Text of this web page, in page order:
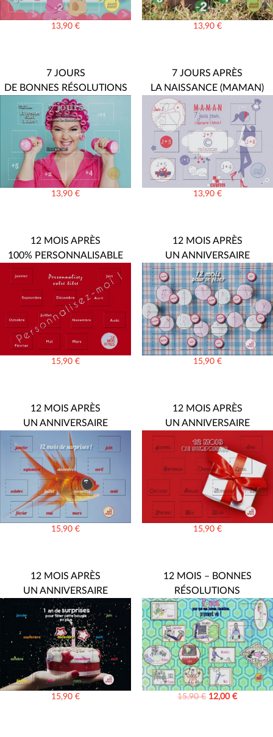
13,90€ 13,90 €
7 JOURS
DE BONNES RÉSOLUTIONS
13,90€
7 JOURS APRÈS
LA NAISSANCE (MAMAN)
13,90 €
12 MOIS APRÈS
100% PERSONNALISABLE
15,90€
12 MOIS APRÈS
UN ANNIVERSAIRE
15,90 €
12 MOIS APRÈS
UN ANNIVERSAIRE
15,90€
12 MOIS APRÈS
UN ANNIVERSAIRE
15,90 €
12 MOIS APRÈS
UN ANNIVERSAIRE
15,90€
12 MOIS – BONNES
RÉSOLUTIONS
15,90€ 12,00€